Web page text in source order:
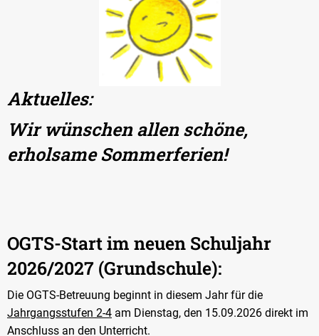
Aktuelles:
Wir wünschen allen schöne,
erholsame Sommerferien!
OGTS-Start im neuen Schuljahr
2026/2027 (Grundschule):
Die OGTS-Betreuung beginnt in diesem Jahr für die
Jahrgangsstufen 2-4 am Dienstag, den 15.09.2026 direkt im
Anschluss an den Unterricht.